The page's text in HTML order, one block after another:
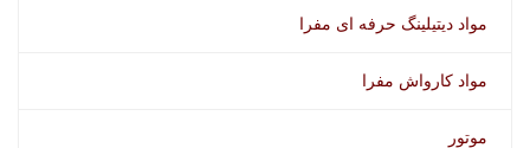
مواد دیتیلینگ حرفه ای مفرا
مواد کارواش مفرا
موتور